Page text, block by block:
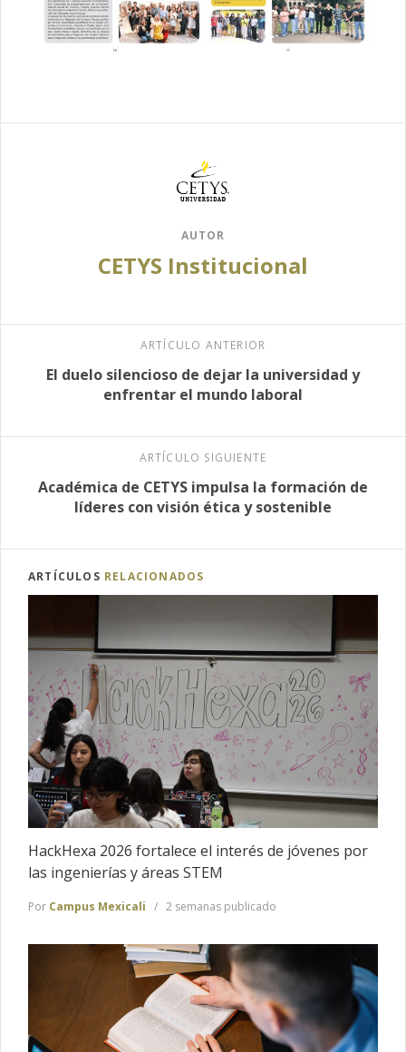
AUTOR
CETYS Institucional
ARTÍCULO ANTERIOR
El duelo silencioso de dejar la universidad y
enfrentar el mundo laboral
ARTÍCULO SIGUIENTE
Académica de CETYS impulsa la formación de
líderes con visión ética y sostenible
ARTÍCULOS RELACIONADOS
HackHexa 2026 fortalece el interés de jóvenes por
las ingenierías y áreas STEM
Por Campus Mexicali 2 semanas publicado